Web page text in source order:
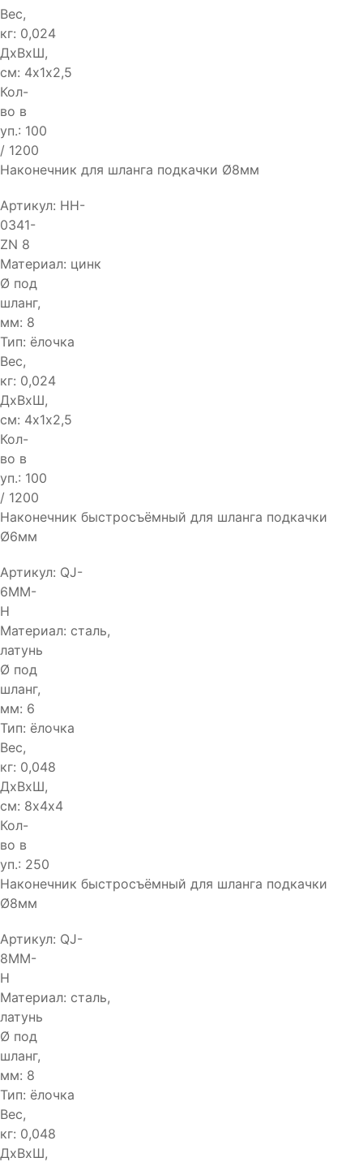
Вес,
кг: 0,024
ДхВхШ,
см: 4х1х2,5
Кол-
во в
уп.: 100
/ 1200
Наконечник для шланга подкачки Ø8мм
Артикул: HH-
0341-
ZN 8
Материал: цинк
Ø под
шланг,
мм: 8
Тип: ёлочка
Вес,
кг: 0,024
ДхВхШ,
см: 4х1х2,5
Кол-
во в
уп.: 100
/ 1200
Наконечник быстросъёмный для шланга подкачки
Ø6мм
Артикул: QJ-
6MM-
H
Материал: сталь,
латунь
Ø под
шланг,
мм: 6
Тип: ёлочка
Вес,
кг: 0,048
ДхВхШ,
см: 8х4х4
Кол-
во в
уп.: 250
Наконечник быстросъёмный для шланга подкачки
Ø8мм
Артикул: QJ-
8MM-
H
Материал: сталь,
латунь
Ø под
шланг,
мм: 8
Тип: ёлочка
Вес,
кг: 0,048
ДхВхШ,